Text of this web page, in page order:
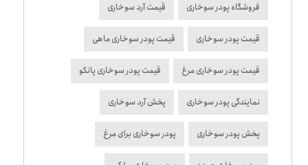
فروشگاه پودر سوخاری قیمت آرد سوخاری
قیمت پودر سوخاری قیمت پودر سوخاری ماهی
قیمت پودر سوخاری مرغ قیمت پودر سوخاری پانکو
نمایندگی پودر سوخاری پخش آرد سوخاری
پخش پودر سوخاری پودر سوخاری برای مرغ